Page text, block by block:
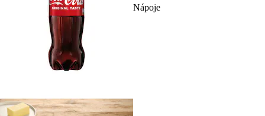
Nápoje